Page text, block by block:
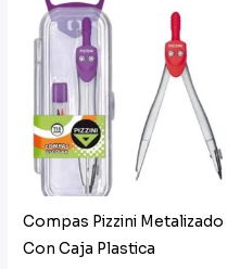
Compas Pizzini Metalizado
Con Caja Plastica